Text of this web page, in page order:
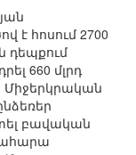
է հոսում 2700
դեպքում
660 մլրդ
Միջերկրական
բավական